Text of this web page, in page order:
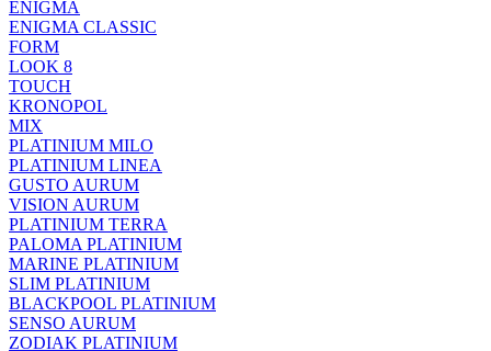
ENIGMA
ENIGMA CLASSIC
FORM
LOOK 8
TOUCH
KRONOPOL
MIX
PLATINIUM MILO
PLATINIUM LINEA
GUSTO AURUM
VISION AURUM
PLATINIUM TERRA
PALOMA PLATINIUM
MARINE PLATINIUM
SLIM PLATINIUM
BLACKPOOL PLATINIUM
SENSO AURUM
ZODIAK PLATINIUM